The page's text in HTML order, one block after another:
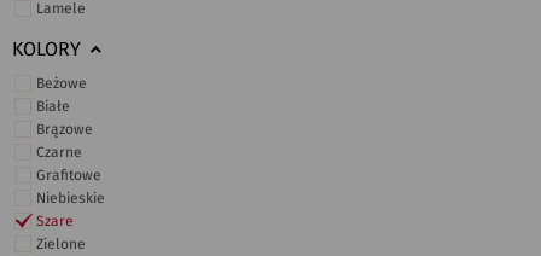
Lamele
KOLORY
Beżowe
Białe
Brązowe
Czarne
Grafitowe
Niebieskie
Szare
Zielone